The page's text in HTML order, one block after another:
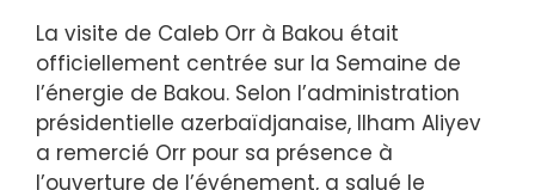
La visite de Caleb Orr à Bakou était
officiellement centrée sur la Semaine de
l’énergie de Bakou. Selon l’administration
présidentielle azerbaïdjanaise, Ilham Aliyev
a remercié Orr pour sa présence à
l’ouverture de l’événement, a salué le